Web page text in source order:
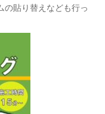
の貼り替えなども行っ